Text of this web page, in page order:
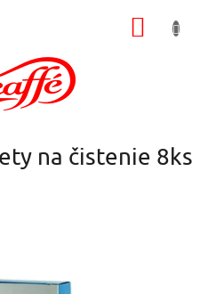
na čistenie 8ks